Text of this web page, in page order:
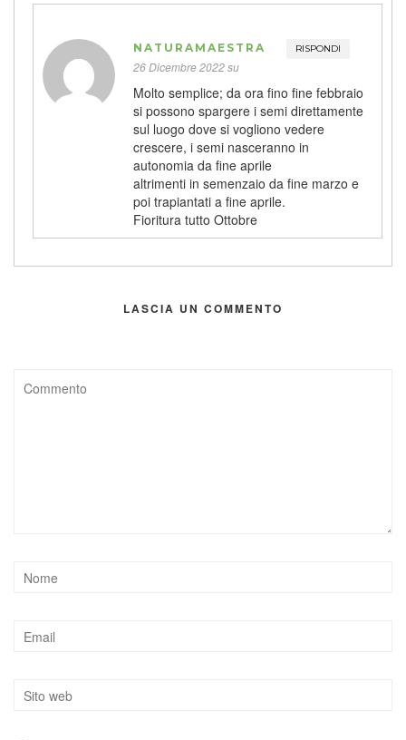
NATURAMAESTRA RISPONDI
26 Dicembre 2022 su
Molto semplice; da ora fino fine febbraio
si possono spargere i semi direttamente
sul luogo dove si vogliono vedere
crescere, i semi nasceranno in
autonomia da fine aprile
altrimenti in semenzaio da fine marzo e
poi trapiantati a fine aprile.
Fioritura tutto Ottobre
LASCIA UN COMMENTO